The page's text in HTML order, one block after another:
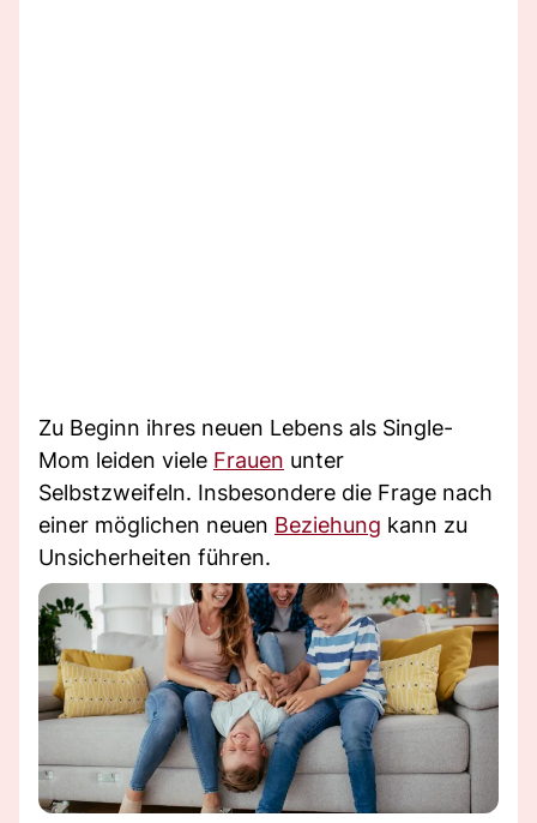
Zu Beginn ihres neuen Lebens als Single-
Mom leiden viele Frauen unter
Selbstzweifeln. Insbesondere die Frage nach
einer möglichen neuen Beziehung kann zu
Unsicherheiten führen.